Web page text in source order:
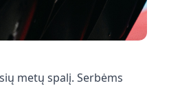
metų spalį. Serbėms